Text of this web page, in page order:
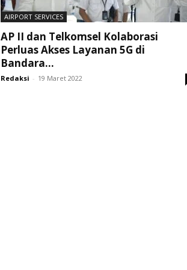
AIRPORT SERVICES
AP II dan Telkomsel Kolaborasi
Perluas Akses Layanan 5G di
Bandara...
Redaksi - 19 Maret 2022